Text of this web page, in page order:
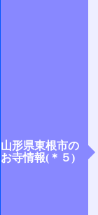
山形県東根市の
お寺情報(＊５)